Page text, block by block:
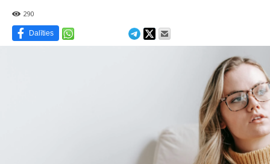
290
Dalīties